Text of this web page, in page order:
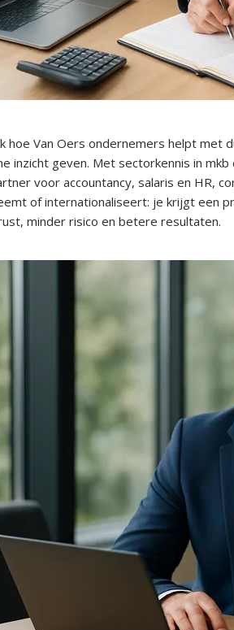
hoe Van Oers ondernemers helpt met
inzicht geven. Met sectorkennis in
voor accountancy, salaris en HR,
of internationaliseert: je krijgt een
minder risico en betere resultaten.